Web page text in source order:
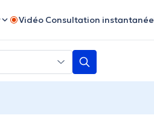
Vidéo Consultation instantanée